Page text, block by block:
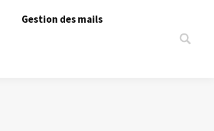
Gestion des mails
Search: